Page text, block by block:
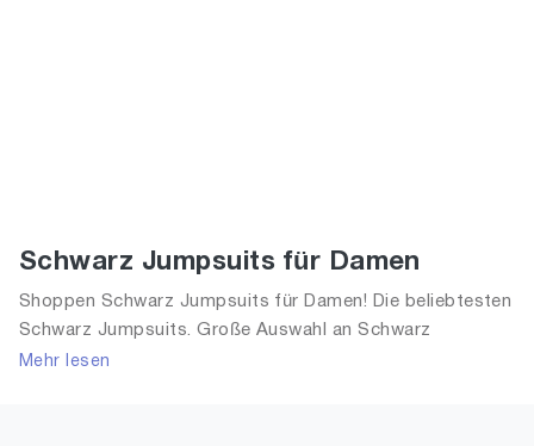
Schwarz Jumpsuits für Damen
Shoppen Schwarz Jumpsuits für Damen! Die beliebtesten
Schwarz Jumpsuits. Große Auswahl an Schwarz
Jumpsuits und alle Trends aus 2026 für Frauen!
Mehr lesen